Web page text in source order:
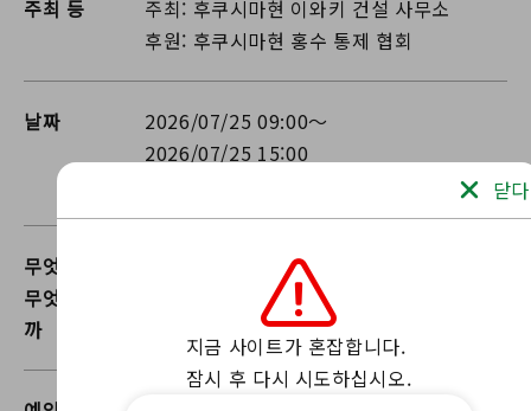
주최 등
주최: 후쿠시마현 이와키 건설 사무소
후원: 후쿠시마현 홍수 통제 협회
날짜
2026/07/25 09:00～
2026/07/25 15:00
날씨에 따라 행사가 취소될 수 있습니다
무엇을 입고
무엇을 가져갈
까
수분 섭취를 위해 음료를 가져가세요.
닫다
지금 사이트가 혼잡합니다.
잠시 후 다시 시도하십시오.